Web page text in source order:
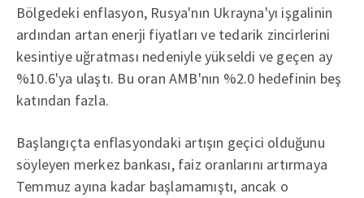
Bölgedeki enflasyon, Rusya'nın Ukrayna'yı işgalinin
ardından artan enerji fiyatları ve tedarik zincirlerini
kesintiye uğratması nedeniyle yükseldi ve geçen ay
%10.6'ya ulaştı. Bu oran AMB'nın %2.0 hedefinin beş
katından fazla.
Başlangıçta enflasyondaki artışın geçici olduğunu
söyleyen merkez bankası, faiz oranlarını artırmaya
Temmuz ayına kadar başlamamıştı, ancak o